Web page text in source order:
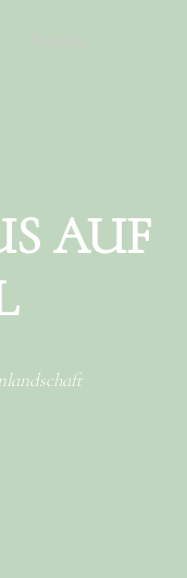
AUF